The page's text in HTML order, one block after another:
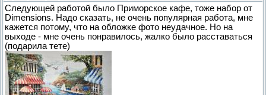
Следующей работой было Приморское кафе, тоже набор от
Dimensions. Надо сказать, не очень популярная работа, мне
кажется потому, что на обложке фото неудачное. Но на
выходе - мне очень понравилось, жалко было расставаться
(подарила тете)